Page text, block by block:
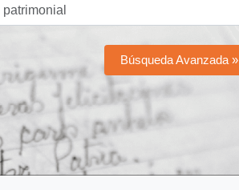
Búsqueda Avanzada »